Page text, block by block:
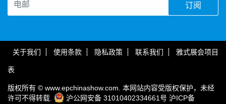
订阅
关于我们 使用条款 隐私政策 联系我们 雅式展会项目
表
版权所有 © www.epchinashow.com. 本网站内容受版权保护，未经
许可不得转载.
沪公网安备 31010402334661号 沪ICP备